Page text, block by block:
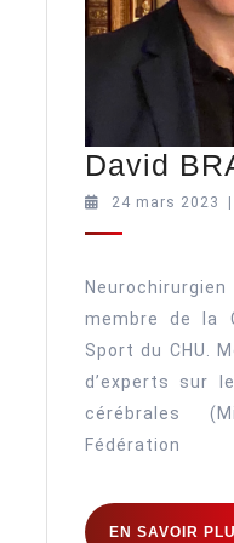
David
24 mars 2023 24
membre de la
Sport du CHU.
d’experts sur
cérébrales
Fédération
EN SAVOIR